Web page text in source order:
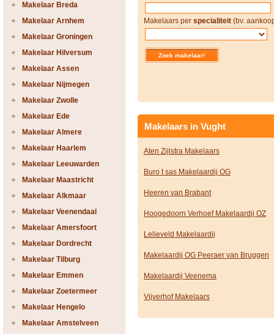
Makelaar Breda
Makelaar Arnhem
Makelaar Groningen
Makelaar Hilversum
Makelaar Assen
Makelaar Nijmegen
Makelaar Zwolle
Makelaar Ede
Makelaar Almere
Makelaar Haarlem
Makelaar Leeuwarden
Makelaar Maastricht
Makelaar Alkmaar
Makelaar Veenendaal
Makelaar Amersfoort
Makelaar Dordrecht
Makelaar Tilburg
Makelaar Emmen
Makelaar Zoetermeer
Makelaar Hengelo
Makelaar Amstelveen
Makelaars per specialiteit (bv.
Makelaars in Vught
Aten Zijlstra Makelaars
Buro t sas Makelaardij OG
Heeren van Brabant
Hoogedoorn Verhoef Makelaardij OZ
Lelieveld Makelaardij
Makelaardij OG Peeraer van Bruggen
Makelaardij Veenema
Vijverhof Makelaars